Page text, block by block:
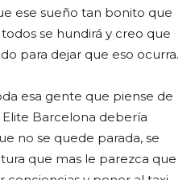
ese sueño tan bonito que
se hundirá y creo que
para dejar que eso ocurra.
esa gente que piense de
Barcelona debería
no se quede parada, se
que mas le parezca que